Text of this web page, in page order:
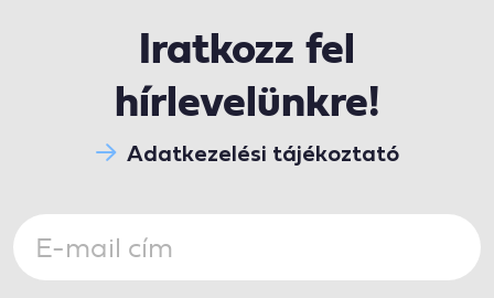
Iratkozz fel
hírlevelünkre!
Adatkezelési tájékoztató